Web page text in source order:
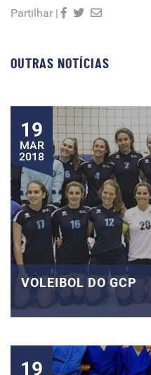
Partilhar |
OUTRAS NOTÍCIAS
19
MAR
2018
VOLEIBOL DO GCP
19